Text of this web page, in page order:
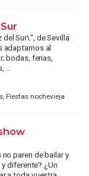
Sur\", de Sevilla.
adaptamos al
bodas, ferias,
Fiestas nochevieja
paren de bailar y
diferente? ¿Un